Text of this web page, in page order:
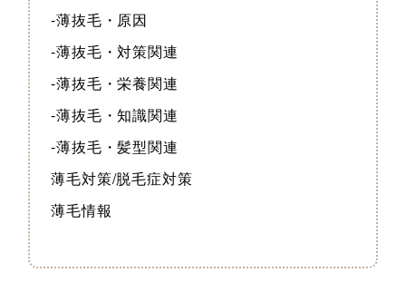
-薄抜毛・原因
-薄抜毛・対策関連
-薄抜毛・栄養関連
-薄抜毛・知識関連
-薄抜毛・髪型関連
薄毛対策/脱毛症対策
薄毛情報